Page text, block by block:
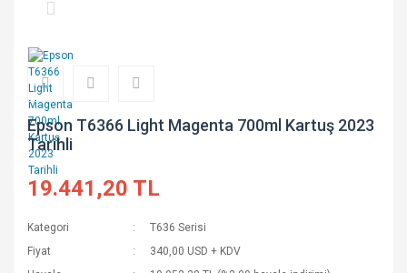
Epson T6366 Light Magenta 700ml Kartuş 2023
Tarihli
19.441,20 TL
Kategori
T636 Serisi
Fiyat
340,00 USD + KDV